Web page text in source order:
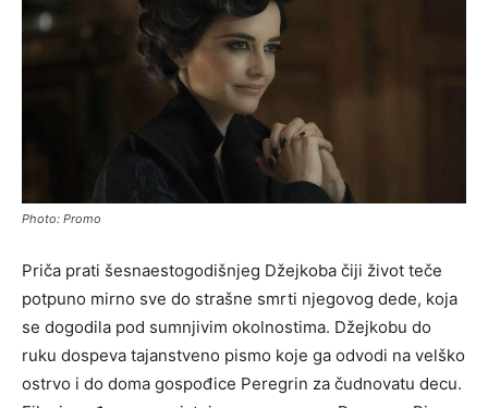
Photo: Promo
Priča prati šesnaestogodišnjeg Džejkoba čiji život teče
potpuno mirno sve do strašne smrti njegovog dede, koja
se dogodila pod sumnjivim okolnostima. Džejkobu do
ruku dospeva tajanstveno pismo koje ga odvodi na velško
ostrvo i do doma gospođice Peregrin za čudnovatu decu.